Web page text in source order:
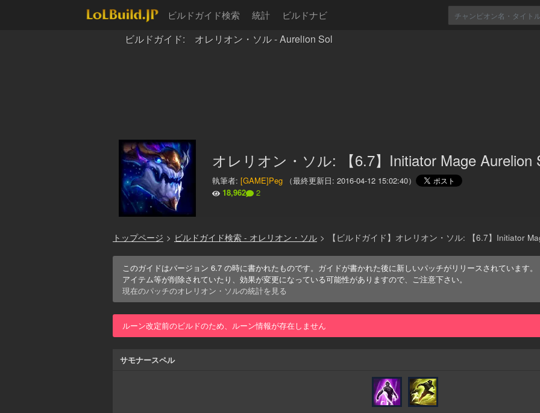
ビルドガイド検索 統計 ビルドナビ
ビルドガイド: オレリオン・ソル - Aurelion Sol
オレリオン・ソル: 【6.7】Initiator Mage Aurelion
執筆者: [GAME]Peg （最終更新日: 2016-04-12 15:02:40）
18,962
2
トップページ > ビルドガイド検索 - オレリオン・ソル > 【ビルドガイド】オレリオン・ソル: 【6.7】Initiator
このガイドはバージョン6.7 の時に書かれたものです。ガイドが書かれた後に新しいパッチがリリースされています。
アイテム等が削除されていたり、効果が変更になっている可能性がありますので、ご注意下さい。
現在のパッチのオレリオン・ソルの統計を見る
ルーン改定前のビルドのため、ルーン情報が存在しません
サモナースペル